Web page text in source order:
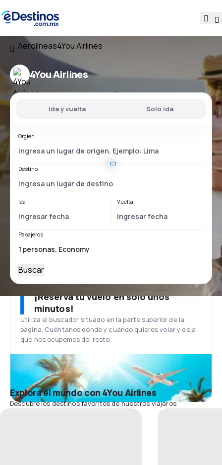
Aerolíneas4You Airlines
4You Airlines
Ida y vuelta Solo ida
Orgien
Destino
Ida Vuelta
Pasajeros
Buscar
¡Reserva tu vuelo en solo unos
minutos!
Utiliza el buscador situado en la parte superior de la
página. Cuéntanos dónde y cuándo quieres volar y deja
que nos ocupemos del resto.
Explora el mundo con 4You Airlines
Descubre los destinos favoritos de nuestros viajeros